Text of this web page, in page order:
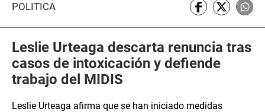
POLÍTICA
Leslie Urteaga descarta renuncia tras
casos de intoxicación y defiende
trabajo del MIDIS
Leslie Urteaga afirma que se han iniciado medidas